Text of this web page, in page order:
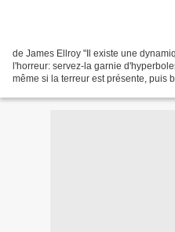
de James Ellroy "Il existe une
l'horreur: servez-la garnie
même si la terreur est présente, puis